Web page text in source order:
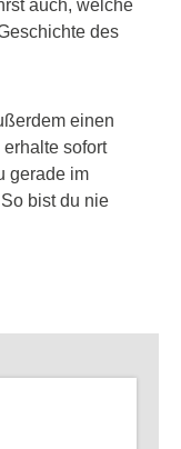
auch, welche
des
einen
sofort
gerade im
bist du nie